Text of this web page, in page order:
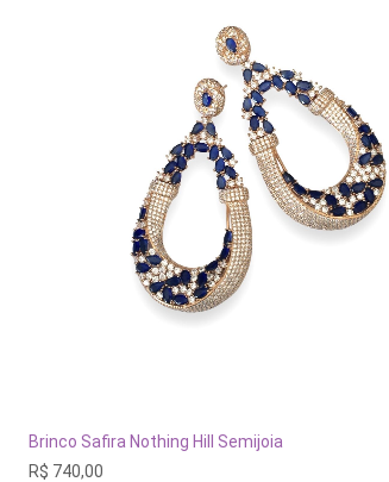
ADICIONAR AO CARRINHO
Brinco Safira Nothing Hill Semijoia
R$ 740,00